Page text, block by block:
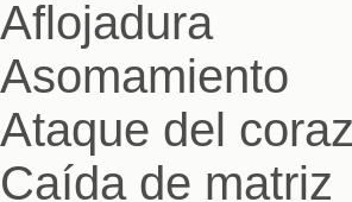
Aflojadura
Asomamiento
Ataque del
Caída de matriz